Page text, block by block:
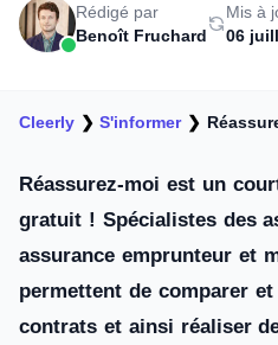
Rédigé par
Benoît Fruchard
Mis à
06
Cleerly ❯S'informer❯
Réassurez-moi est un
gratuit ! Spécialistes des
assurance emprunteur et
permettent de comparer
contrats et ainsi réaliser